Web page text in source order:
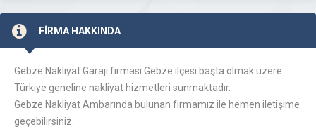
FİRMA HAKKINDA
Gebze Nakliyat Garajı firması Gebze ilçesi başta olmak üzere
Türkiye geneline nakliyat hizmetleri sunmaktadır.
Gebze Nakliyat Ambarında bulunan firmamız ile hemen iletişime
geçebilirsiniz.